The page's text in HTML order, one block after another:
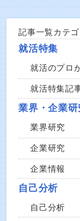
記事一覧カテゴ
就活特集
就活のプロ
就活特集記
業界・企業研
業界研究
企業研究
企業情報
自己分析
自己分析